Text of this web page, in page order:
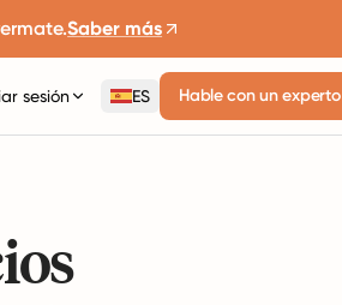
Saber más
sesión ES Hable con un experto